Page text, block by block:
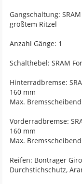
Gangschaltung: SRAM
größtem Ritzel
Anzahl Gänge: 1
Schalthebel: SRAM
Hinterradbremse:
160 mm
Max.
Vorderradbremse:
160 mm
Max.
Reifen: Bontrager
Durchstichschutz,